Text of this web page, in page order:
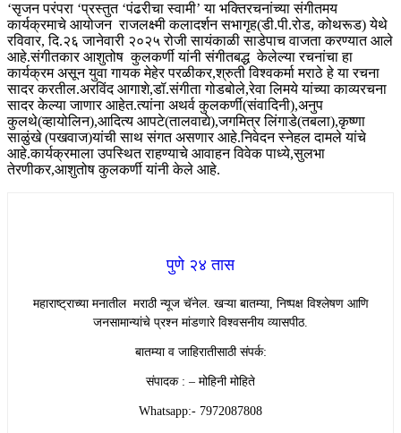
‘सृजन परंपरा ‘प्रस्तुत ‘पंढरीचा स्वामी’ या भक्तिरचनांच्या संगीतमय
कार्यक्रमाचे आयोजन राजलक्ष्मी कलादर्शन सभागृह(डी.पी.रोड, कोथरूड) येथे
रविवार, दि.२६ जानेवारी २०२५ रोजी सायंकाळी साडेपाच वाजता करण्यात आले
आहे.संगीतकार आशुतोष कुलकर्णी यांनी संगीतबद्ध केलेल्या रचनांचा हा
कार्यक्रम असून युवा गायक मेहेर परळीकर,श्रुती विश्वकर्मा मराठे हे या रचना
सादर करतील.अरविंद आगाशे,डॉ.संगीता गोडबोले,रेवा लिमये यांच्या काव्यरचना
सादर केल्या जाणार आहेत.त्यांना अथर्व कुलकर्णी(संवादिनी),अनुप
कुलथे(व्हायोलिन),आदित्य आपटे(तालवाद्ये),जगमित्र लिंगाडे(तबला),कृष्णा
साळुंखे (पखवाज)यांची साथ संगत असणार आहे.निवेदन स्नेहल दामले यांचे
आहे.कार्यक्रमाला उपस्थित राहण्याचे आवाहन विवेक पाध्ये,सुलभा
तेरणीकर,आशुतोष कुलकर्णी यांनी केले आहे.
पुणे २४ तास
महाराष्ट्राच्या मनातील मराठी न्यूज चॅनेल. खऱ्या बातम्या, निष्पक्ष विश्लेषण आणि
जनसामान्यांचे प्रश्न मांडणारे विश्वसनीय व्यासपीठ.
बातम्या व जाहिरातीसाठी संपर्क:
संपादक : – मोहिनी मोहिते
Whatsapp:- 7972087808